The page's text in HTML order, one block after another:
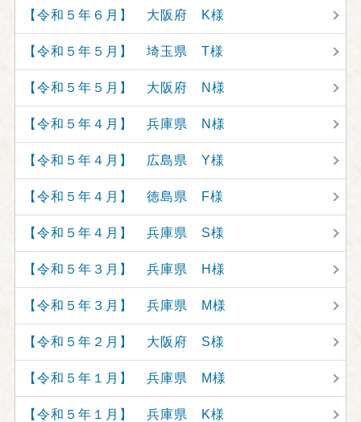
【令和５年６月】 大阪府 K様
【令和５年５月】 埼玉県 T様
【令和５年５月】 大阪府 N様
【令和５年４月】 兵庫県 N様
【令和５年４月】 広島県 Y様
【令和５年４月】 徳島県 F様
【令和５年４月】 兵庫県 S様
【令和５年３月】 兵庫県 H様
【令和５年３月】 兵庫県 M様
【令和５年２月】 大阪府 S様
【令和５年１月】 兵庫県 M様
【令和５年１月】 兵庫県 K様